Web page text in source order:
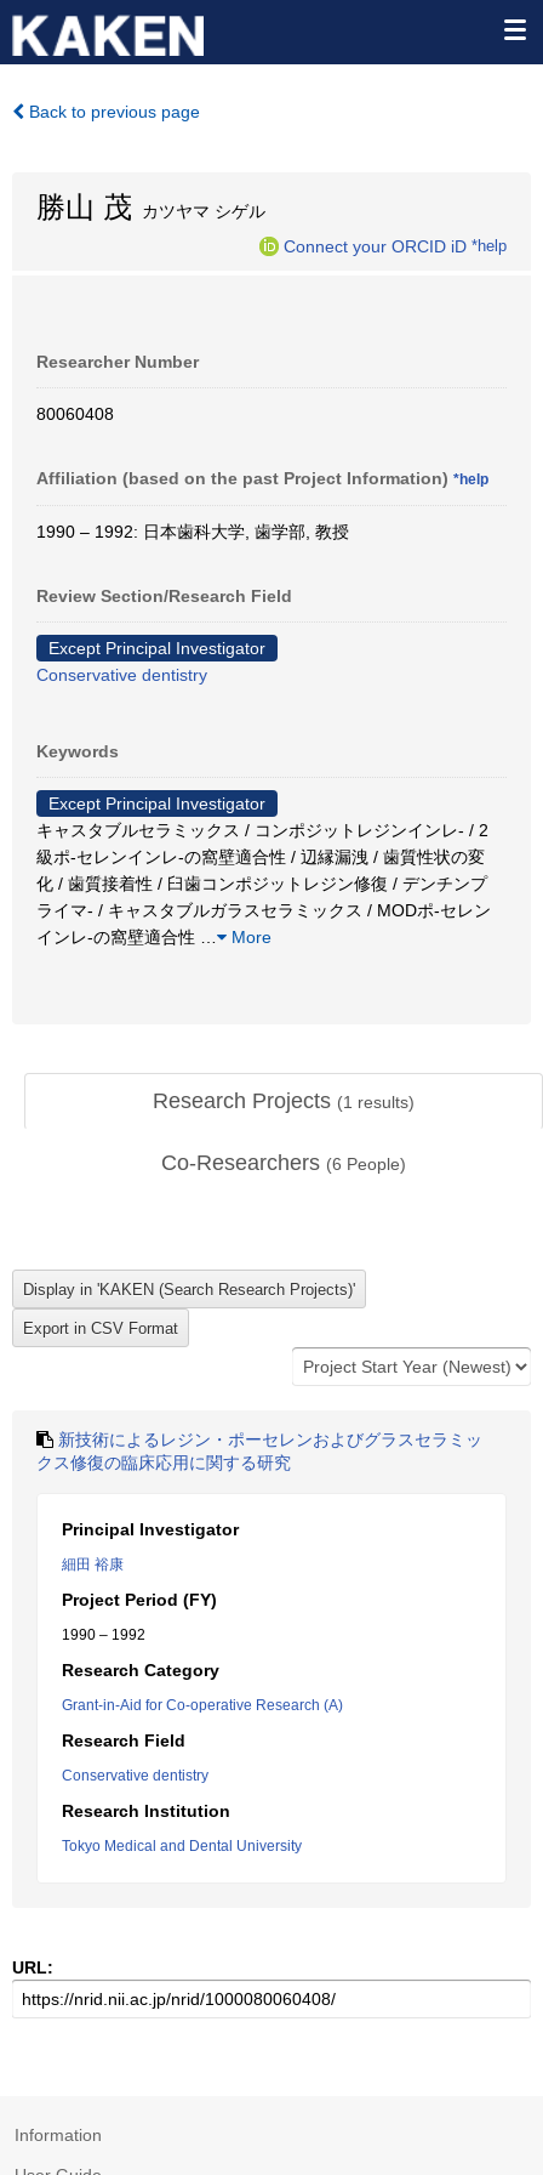
Back to previous page
勝山 茂 カツヤマ シゲル
Connect your ORCID iD *help
Researcher Number
80060408
Affiliation (based on the past Project Information) *help
1990 – 1992: 日本歯科大学, 歯学部, 教授
Review Section/Research Field
Except Principal Investigator
Conservative dentistry
Keywords
Except Principal Investigator
キャスタブルセラミックス / コンポジットレジンインレ- / 2
級ポ-セレンインレ-の窩壁適合性 / 辺縁漏洩 / 歯質性状の変
化 / 歯質接着性 / 臼歯コンポジットレジン修復 / デンチンプ
ライマ- / キャスタブルガラスセラミックス / MODポ-セレン
インレ-の窩壁適合性
More
Research Projects (1 results)
Co-Researchers (6 People)
新技術によるレジン・ポーセレンおよびグラスセラミッ
クス修復の臨床応用に関する研究
Principal Investigator
細田 裕康
Project Period (FY)
1990 – 1992
Research Category
Grant-in-Aid for Co-operative Research (A)
Research Field
Conservative dentistry
Research Institution
Tokyo Medical and Dental University
URL:
Information